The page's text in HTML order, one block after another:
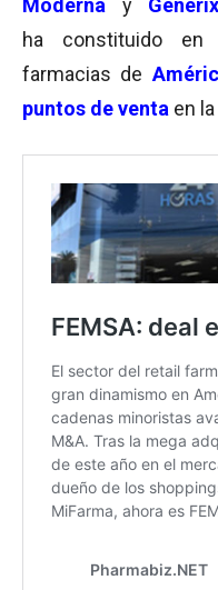
Moderna
y Generix
ha constituido
farmacias de
puntos de venta en